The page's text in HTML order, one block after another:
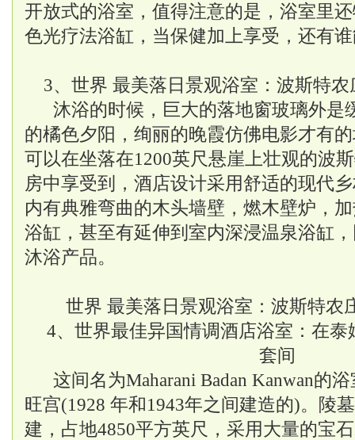
开放式的浴室，值得注意的是，浴室里
色光疗法浴缸，当保健加上享受，还有
3、世界 最美落日景观浴室：波斯特
沐浴的时候，巨大的落地窗玻璃外是
的橘色夕阳，绚丽的晚霞仿佛电影才有
可以在坐落在1200英尺悬崖上壮观的波
房中享受到，酒店设计采用舒适的现代
内有典雅弯曲的木头墙壁，燃木壁炉，
浴缸，甚至有延伸到室内深浸温泉浴缸
沐浴产品。
世界 最美落日景观浴室：波斯特农
4、世界最佳异国情调酒店浴室：在泰
套间
这间名为Maharani Badan Kanwan的
旺宫(1928 年和1943年之间建造的)。陵
建，占地4850平方英尺，采用大量的宝